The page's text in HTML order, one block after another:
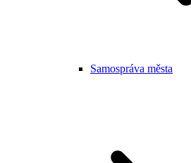
Samospráva města